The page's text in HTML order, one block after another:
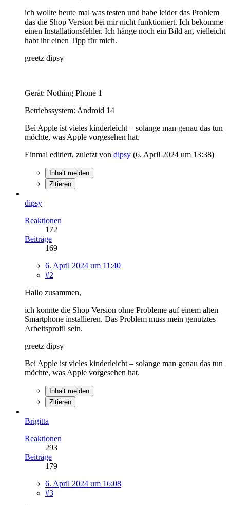
ich wollte heute mal was testen und habe leider das Problem
das die Shop Version bei mir nicht funktioniert. Ich bekomme
einen Installationsfehler. Ich hänge noch ein Bild an, vielleicht
habt ihr einen Tipp für mich.
greetz dipsy
Gerät: Nothing Phone 1
Betriebssystem: Android 14
Bei Apple ist vieles kinderleicht – solange man genau das tun
möchte, was Apple vorgesehen hat.
Einmal editiert, zuletzt von dipsy (6. April 2024 um 13:38)
Inhalt melden
Zitieren
dipsy
Reaktionen
172
Beiträge
169
6. April 2024 um 11:40
#2
Hallo zusammen,
ich konnte die Shop Version ohne Probleme auf einem alten
Smartphone installieren. Das Problem muss mein genutztes
Arbeitsprofil sein.
greetz dipsy
Bei Apple ist vieles kinderleicht – solange man genau das tun
möchte, was Apple vorgesehen hat.
Inhalt melden
Zitieren
Brigitta
Reaktionen
293
Beiträge
179
6. April 2024 um 16:08
#3